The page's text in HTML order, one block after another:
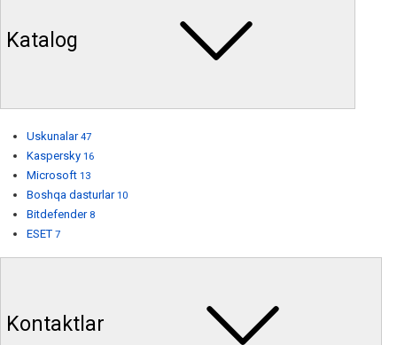
Katalog
Uskunalar 47
Kaspersky 16
Microsoft 13
Boshqa dasturlar 10
Bitdefender 8
ESET 7
Kontaktlar